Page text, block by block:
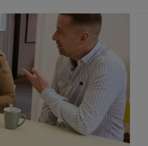
Ons repatriëringscentrum